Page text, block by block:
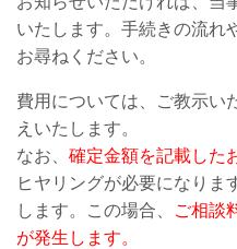
いたします。手続きの流れ
お尋ねください。
費用については、ご教示い
えいたします。
なお、 確定金額を記載した
ヒヤリングが必要になりま
します。この場合、
ご相談
が発生します。